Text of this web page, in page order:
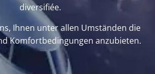
diversifiée.
Ihnen unter allen Umständen die
Komfortbedingungen anzubieten.